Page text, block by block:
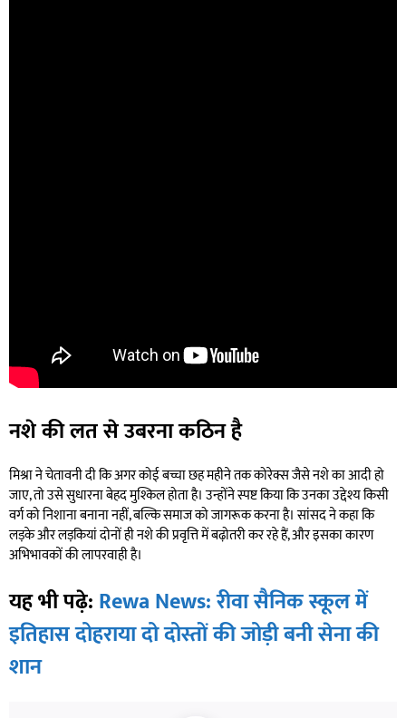
नशे की लत से उबरना कठिन है
मिश्रा ने चेतावनी दी कि अगर कोई बच्चा छह महीने तक कोरेक्स जैसे नशे का आदी हो
जाए, तो उसे सुधारना बेहद मुश्किल होता है। उन्होंने स्पष्ट किया कि उनका उद्देश्य किसी
वर्ग को निशाना बनाना नहीं, बल्कि समाज को जागरूक करना है। सांसद ने कहा कि
लड़के और लड़कियां दोनों ही नशे की प्रवृत्ति में बढ़ोतरी कर रहे हैं, और इसका कारण
अभिभावकों की लापरवाही है।
यह भी पढ़े: Rewa News: रीवा सैनिक स्कूल में
इतिहास दोहराया दो दोस्तों की जोड़ी बनी सेना की
शान